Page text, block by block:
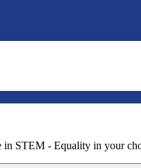
STEM - Equality in your